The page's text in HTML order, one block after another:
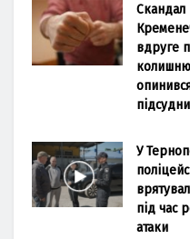
Скандал
вдруге
У
під час
атаки